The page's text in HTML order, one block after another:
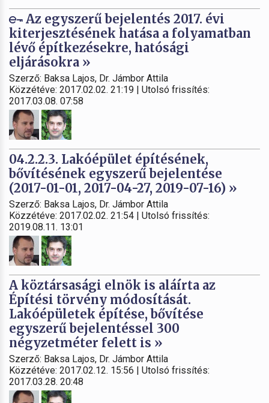
Az egyszerű bejelentés 2017. évi
kiterjesztésének hatása a folyamatban
lévő építkezésekre, hatósági
eljárásokra »
Szerző: Baksa Lajos, Dr. Jámbor Attila
Közzétéve: 2017.02.02. 21:19 | Utolsó frissítés:
2017.03.08. 07:58
04.2.2.3. Lakóépület építésének,
bővítésének egyszerű bejelentése
(2017-01-01, 2017-04-27, 2019-07-16) »
Szerző: Baksa Lajos, Dr. Jámbor Attila
Közzétéve: 2017.02.02. 21:54 | Utolsó frissítés:
2019.08.11. 13:01
A köztársasági elnök is aláírta az
Építési törvény módosítását.
Lakóépületek építése, bővítése
egyszerű bejelentéssel 300
négyzetméter felett is »
Szerző: Baksa Lajos, Dr. Jámbor Attila
Közzétéve: 2017.02.12. 15:56 | Utolsó frissítés:
2017.03.28. 20:48